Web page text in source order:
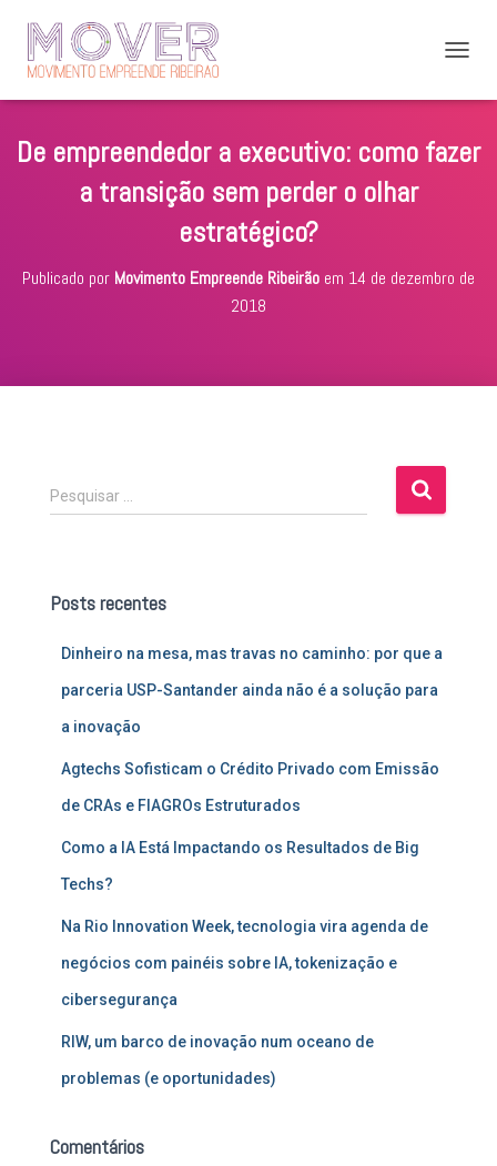
R
V
Ã
De empreendedor a executivo: como fazer
a transição sem perder o olhar
estratégico?
Publicado por Movimento Empreende Ribeirão em 14 de dezembro de
2018
P
e
i
Pesquisar …
Posts recentes
Dinheiro na mesa, mas travas no caminho: por que a
parceria USP-Santander ainda não é a solução para
a inovação
Agtechs Sofisticam o Crédito Privado com Emissão
de CRAs e FIAGROs Estruturados
Como a IA Está Impactando os Resultados de Big
Techs?
Na Rio Innovation Week, tecnologia vira agenda de
negócios com painéis sobre IA, tokenização e
cibersegurança
RIW, um barco de inovação num oceano de
problemas (e oportunidades)
Comentários